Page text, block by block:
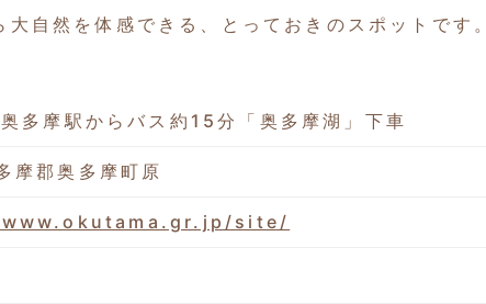
自然を体感できる、とっておきのスポットです。
多摩駅からバス約15分「奥多摩湖」下車
摩郡奥多摩町原
site/